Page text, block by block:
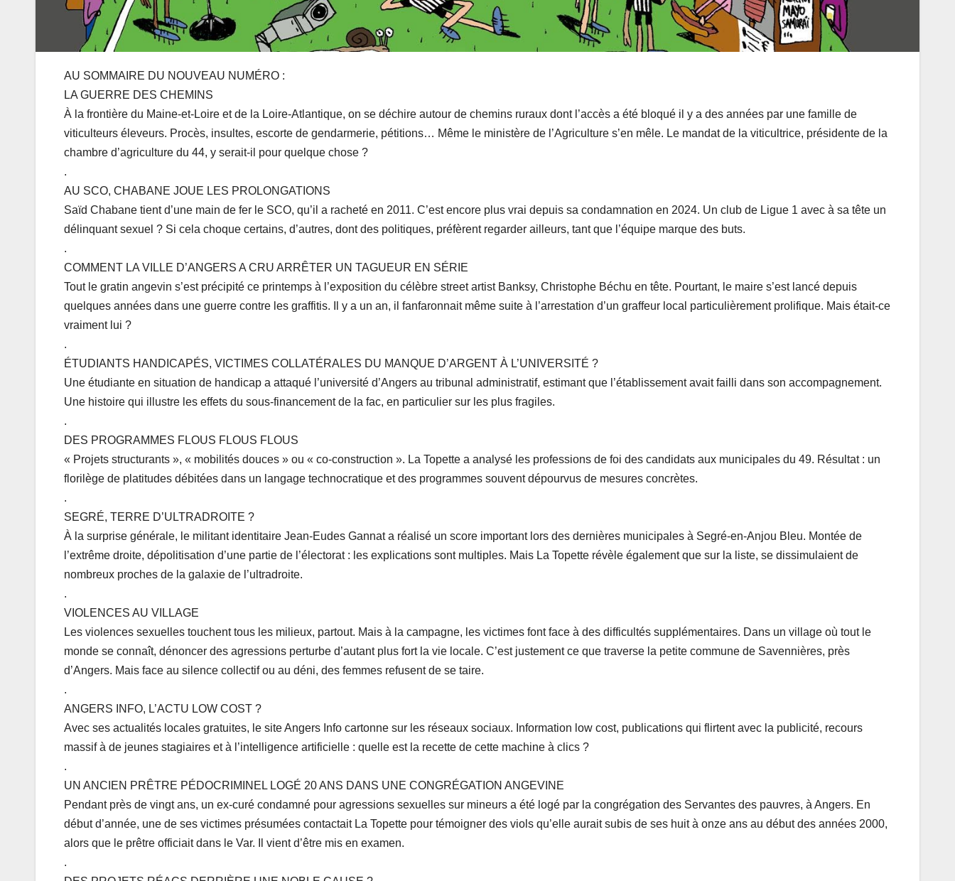
AU SOMMAIRE DU NOUVEAU NUMÉRO :
LA GUERRE DES CHEMINS
À la frontière du Maine-et-Loire et de la Loire-Atlantique, on se déchire autour de chemins ruraux dont l’accès a été bloqué il y a des années par une famille de
viticulteurs éleveurs. Procès, insultes, escorte de gendarmerie, pétitions… Même le ministère de l’Agriculture s’en mêle. Le mandat de la viticultrice, présidente de la
chambre d’agriculture du 44, y serait-il pour quelque chose ?
.
AU SCO, CHABANE JOUE LES PROLONGATIONS
Saïd Chabane tient d’une main de fer le SCO, qu’il a racheté en 2011. C’est encore plus vrai depuis sa condamnation en 2024. Un club de Ligue 1 avec à sa tête un
délinquant sexuel ? Si cela choque certains, d’autres, dont des politiques, préfèrent regarder ailleurs, tant que l’équipe marque des buts.
.
COMMENT LA VILLE D’ANGERS A CRU ARRÊTER UN TAGUEUR EN SÉRIE
Tout le gratin angevin s’est précipité ce printemps à l’exposition du célèbre street artist Banksy, Christophe Béchu en tête. Pourtant, le maire s’est lancé depuis
quelques années dans une guerre contre les graffitis. Il y a un an, il fanfaronnait même suite à l’arrestation d’un graffeur local particulièrement prolifique. Mais était-ce
vraiment lui ?
.
ÉTUDIANTS HANDICAPÉS, VICTIMES COLLATÉRALES DU MANQUE D’ARGENT À L’UNIVERSITÉ ?
Une étudiante en situation de handicap a attaqué l’université d’Angers au tribunal administratif, estimant que l’établissement avait failli dans son accompagnement.
Une histoire qui illustre les effets du sous-financement de la fac, en particulier sur les plus fragiles.
.
DES PROGRAMMES FLOUS FLOUS FLOUS
« Projets structurants », « mobilités douces » ou « co-construction ». La Topette a analysé les professions de foi des candidats aux municipales du 49. Résultat : un
florilège de platitudes débitées dans un langage technocratique et des programmes souvent dépourvus de mesures concrètes.
.
SEGRÉ, TERRE D’ULTRADROITE ?
À la surprise générale, le militant identitaire Jean-Eudes Gannat a réalisé un score important lors des dernières municipales à Segré-en-Anjou Bleu. Montée de
l’extrême droite, dépolitisation d’une partie de l’électorat : les explications sont multiples. Mais La Topette révèle également que sur la liste, se dissimulaient de
nombreux proches de la galaxie de l’ultradroite.
.
VIOLENCES AU VILLAGE
Les violences sexuelles touchent tous les milieux, partout. Mais à la campagne, les victimes font face à des difficultés supplémentaires. Dans un village où tout le
monde se connaît, dénoncer des agressions perturbe d’autant plus fort la vie locale. C’est justement ce que traverse la petite commune de Savennières, près
d’Angers. Mais face au silence collectif ou au déni, des femmes refusent de se taire.
.
ANGERS INFO, L’ACTU LOW COST ?
Avec ses actualités locales gratuites, le site Angers Info cartonne sur les réseaux sociaux. Information low cost, publications qui flirtent avec la publicité, recours
massif à de jeunes stagiaires et à l’intelligence artificielle : quelle est la recette de cette machine à clics ?
.
UN ANCIEN PRÊTRE PÉDOCRIMINEL LOGÉ 20 ANS DANS UNE CONGRÉGATION ANGEVINE
Pendant près de vingt ans, un ex-curé condamné pour agressions sexuelles sur mineurs a été logé par la congrégation des Servantes des pauvres, à Angers. En
début d’année, une de ses victimes présumées contactait La Topette pour témoigner des viols qu’elle aurait subis de ses huit à onze ans au début des années 2000,
alors que le prêtre officiait dans le Var. Il vient d’être mis en examen.
.